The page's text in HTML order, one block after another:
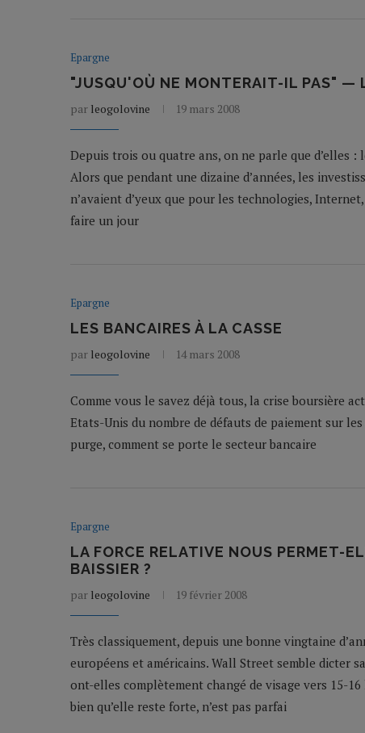
Epargne
"JUSQU'OÙ NE MONTERAIT-IL PAS" —
par leogolovine 19 mars 2008
Depuis trois ou quatre ans, on ne parle que d’elles
Alors que pendant une dizaine d’années, les
n’avaient d’yeux que pour les technologies,
faire un jour
Epargne
LES BANCAIRES À LA CASSE
par leogolovine 14 mars 2008
Comme vous le savez déjà tous, la crise boursière
Etats-Unis du nombre de défauts de paiement sur
purge, comment se porte le secteur bancaire
Epargne
LA FORCE RELATIVE NOUS PERMET-
BAISSIER ?
par leogolovine 19 février 2008
Très classiquement, depuis une bonne vingtaine
européens et américains. Wall Street semble dicter
ont-elles complètement changé de visage vers 15-
bien qu’elle reste forte, n’est pas parfai